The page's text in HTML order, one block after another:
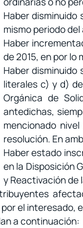
Haber
mismo periodo
Haber
de 2015, en por lo
Haber
literales c) y d)
Orgánica de
antedichas,
mencionado
resolución. En
Haber estado
en la Disposición
y Reactivación de
el interesado,
a continuación: